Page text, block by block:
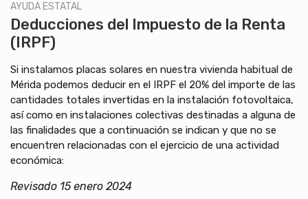
AYUDA ESTATAL
Deducciones del Impuesto de la Renta
(IRPF)
Si instalamos placas solares en nuestra vivienda habitual de
Mérida podemos deducir en el IRPF el 20% del importe de las
cantidades totales invertidas en la instalación fotovoltaica,
así como en instalaciones colectivas destinadas a alguna de
las finalidades que a continuación se indican y que no se
encuentren relacionadas con el ejercicio de una actividad
económica:
Revisado 15 enero 2024